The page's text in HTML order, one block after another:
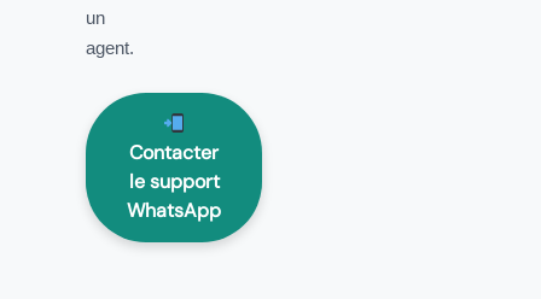
un
agent.
Contacter
le support
WhatsApp